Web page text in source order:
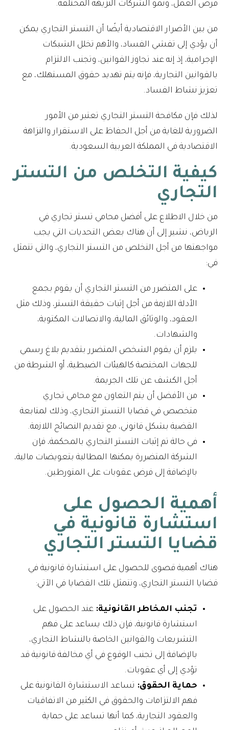
فرص العمل، ونمو الشركات النزيهة المختلفة.
من بين الأضرار الاقتصادية أيضًا أن التستر التجاري يمكن
أن يؤدي إلى تفشي الفساد، والأهم تخلل الشبكات
الإجرامية، إذ إنه عند تجاوز القوانين، وتجنب الالتزام
بالقوانين التجارية، فإنه يتم تهديد حقوق المستهلك، مع
تعزيز نشاط الفساد.
لذلك فإن مكافحة التستر التجاري تعتبر من الأمور
الضرورية للغاية من أجل الحفاظ على الاستقرار والنزاهة
الاقتصادية في المملكة العربية السعودية.
كيفية التخلص من التستر
التجاري
من خلال الاطلاع على أفضل محامي تستر تجاري في
الرياض، نشير إلى أن هناك بعض التحديات التي يجب
مواجهتها من أجل التخلص من التستر التجاري، والتي تتمثل
في:
على المتضرر من التستر التجاري أن يقوم بجمع
الأدلة اللازمة من أجل إثبات حقيقة التستر، وذلك مثل
العقود، والوثائق المالية، والاتصالات المكتوبة،
والشهادات.
يلزم أن يقوم الشخص المتضرر بتقديم بلاغ رسمي
للجهات المختصة كالهيئات الضبطية، أو الشرطة من
أجل الكشف عن تلك الجريمة.
من الأفضل أن يتم التعاون مع محامي تجاري
متخصص في قضايا التستر التجاري، وذلك لمتابعة
القضية بشكل قانوني، مع تقديم النصائح اللازمة.
في حالة تم إثبات التستر التجاري بالمحكمة، فإن
الشركة المتضررة يمكنها المطالبة بتعويضات مالية،
بالإضافة إلى فرض عقوبات على المتورطين.
أهمية الحصول على
استشارة قانونية في
قضايا التستر التجاري
هناك أهمية قصوى للحصول على استشارة قانونية في
قضايا التستر التجاري، وتتمثل تلك القضايا في الآتي:
تجنب المخاطر القانونية:عند الحصول على
استشارة قانونية، فإن ذلك يساعد على فهم
التشريعات والقوانين الخاصة بالنشاط التجاري،
بالإضافة إلى تجنب الوقوع في أي مخالفة قانونية قد
تؤدي إلى أي عقوبات.
حماية الحقوق: تساعد الاستشارة القانونية على
فهم الالتزامات والحقوق في الكثير من الاتفاقيات
والعقود التجارية، كما أنها تساعد على حماية